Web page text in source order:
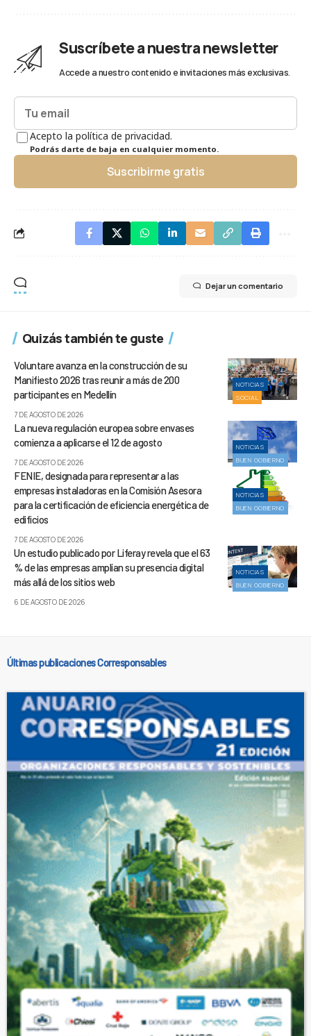
Suscríbete a nuestra newsletter
Accede a nuestro contenido e invitaciones más exclusivas.
Acepto la política de privacidad.
Podrás darte de baja en cualquier momento.
Suscribirme gratis
Dejar un comentario
Quizás también te guste
NOTICIAS
SOCIAL
Voluntare avanza en la construcción de su
Manifiesto 2026 tras reunir a más de 200
participantes en Medellín
7 DE AGOSTO DE 2026
NOTICIAS
BUEN GOBIERNO
La nueva regulación europea sobre envases
comienza a aplicarse el 12 de agosto
7 DE AGOSTO DE 2026
NOTICIAS
BUEN GOBIERNO
FENIE, designada para representar a las
empresas instaladoras en la Comisión Asesora
para la certificación de eficiencia energética de
edificios
7 DE AGOSTO DE 2026
NOTICIAS
BUEN GOBIERNO
Un estudio publicado por Liferay revela que el 63
% de las empresas amplían su presencia digital
más allá de los sitios web
6 DE AGOSTO DE 2026
Últimas publicaciones Corresponsables